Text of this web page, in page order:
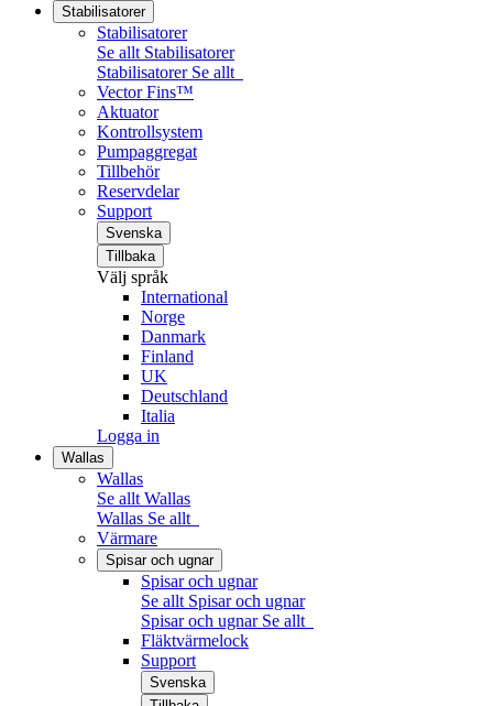
Stabilisatorer
Stabilisatorer
Se allt Stabilisatorer
Stabilisatorer Se allt
Vector Fins™
Aktuator
Kontrollsystem
Pumpaggregat
Tillbehör
Reservdelar
Support
Svenska
Tillbaka
Välj språk
International
Norge
Danmark
Finland
UK
Deutschland
Italia
Logga in
Wallas
Wallas
Se allt Wallas
Wallas Se allt
Värmare
Spisar och ugnar
Spisar och ugnar
Se allt Spisar och ugnar
Spisar och ugnar Se allt
Fläktvärmelock
Support
Svenska